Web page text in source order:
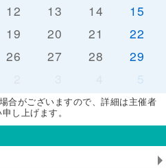
12 13 14
15
19 20 21
22
26 27 28
29
5
合がございますので、詳細は主催者
し上げます。